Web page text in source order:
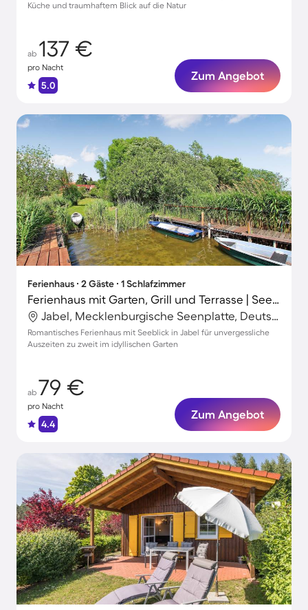
Küche und traumhaftem Blick auf die Natur
ab 137 €
pro Nacht
5.0
Zum Angebot
Ferienhaus ∙ 2 Gäste ∙ 1 Schlafzimmer
Ferienhaus mit Garten, Grill und Terrasse | Seeblick
Jabel, Mecklenburgische Seenplatte, Deutschland
Romantisches Ferienhaus mit Seeblick in Jabel für unvergessliche
Auszeiten zu zweit im idyllischen Garten
ab 79 €
pro Nacht
4.4
Zum Angebot